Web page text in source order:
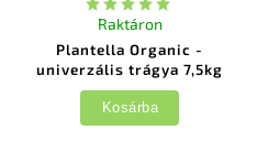
Plantella Organic -
univerzális trágya 7,5kg
Raktáron
Kosárba